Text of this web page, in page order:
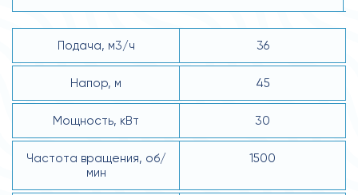
Подача, м3/ч 36
Напор, м 45
Мощность, кВт 30
Частота вращения, об/
мин
1500